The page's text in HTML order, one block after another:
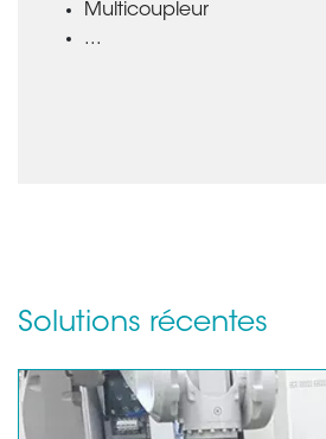
Multicoupleur
...
Solutions récentes